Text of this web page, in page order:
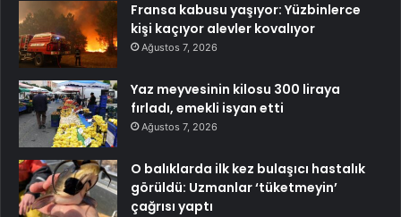
Fransa kabusu yaşıyor: Yüzbinlerce
kişi kaçıyor alevler kovalıyor
Ağustos 7, 2026
Yaz meyvesinin kilosu 300 liraya
fırladı, emekli isyan etti
Ağustos 7, 2026
O balıklarda ilk kez bulaşıcı hastalık
görüldü: Uzmanlar ‘tüketmeyin’
çağrısı yaptı